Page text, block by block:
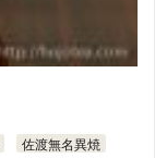
佐渡無名異焼